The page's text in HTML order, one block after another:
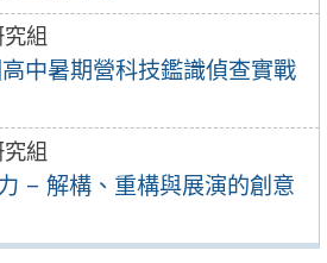
組
中暑期營科技鑑識偵查實戰
組
– 解構、重構與展演的創意